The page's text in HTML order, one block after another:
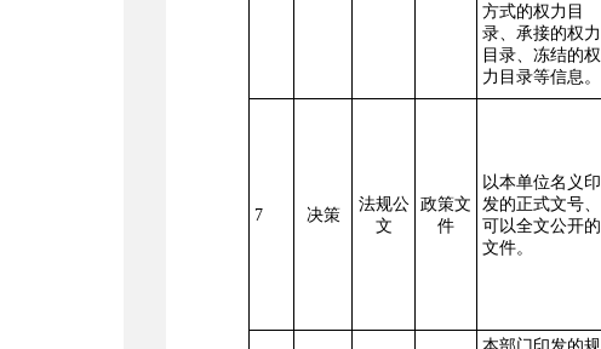
方式的权力目
录、承接的权力
目录、冻结的权
力目录等信息。
7 决策
法规公
文
政策文
件
以本单位名义印
发的正式文号、
可以全文公开的
文件。